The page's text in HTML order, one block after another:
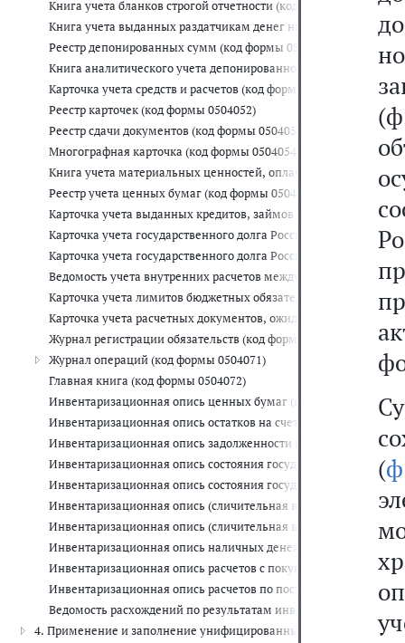
Книга учета бланков строгой отчетности (код формы 0504045)
Книга учета выданных раздатчикам денег на выплату
Реестр депонированных сумм (код формы 0504047)
Книга аналитического учета депонированной заработной
Карточка учета средств и расчетов (код формы 0504051)
Реестр карточек (код формы 0504052)
Реестр сдачи документов (код формы 0504053)
Многографная карточка (код формы 0504054)
Книга учета материальных ценностей, оплаченных в
Реестр учета ценных бумаг (код формы 0504056)
Карточка учета выданных кредитов, займов (ссуд) (код формы
Карточка учета государственного долга Российской
Карточка учета государственного долга Российской
Ведомость учета внутренних расчетов между органами,
Карточка учета лимитов бюджетных обязательств (бюджетных
Карточка учета расчетных документов, ожидающих
Журнал регистрации обязательств (код формы 0504064)
Журнал операций (код формы 0504071)
Главная книга (код формы 0504072)
Инвентаризационная опись ценных бумаг (код формы 0504081)
Инвентаризационная опись остатков на счетах учета
Инвентаризационная опись задолженности по кредитам,
Инвентаризационная опись состояния государственного
Инвентаризационная опись состояния государственного
Инвентаризационная опись (сличительная ведомость)
Инвентаризационная опись (сличительная ведомость) по
Инвентаризационная опись наличных денежных средств (код
Инвентаризационная опись расчетов с покупателями,
Инвентаризационная опись расчетов по поступлениям (код
Ведомость расхождений по результатам инвентаризации (код
4. Применение и заполнение унифицированных форм
(